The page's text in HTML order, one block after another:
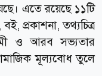
এতে রয়েছে ১১টি
প্রকাশনা, তথ্যচিত্র
ও আরব সভ্যতার
মূল্যবোধ তুলে